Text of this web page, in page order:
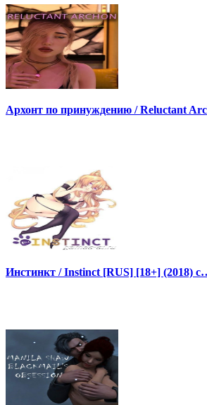
Архонт по принуждению / Reluctant
Инстинкт / Instinct [RUS] [18+] (2018)